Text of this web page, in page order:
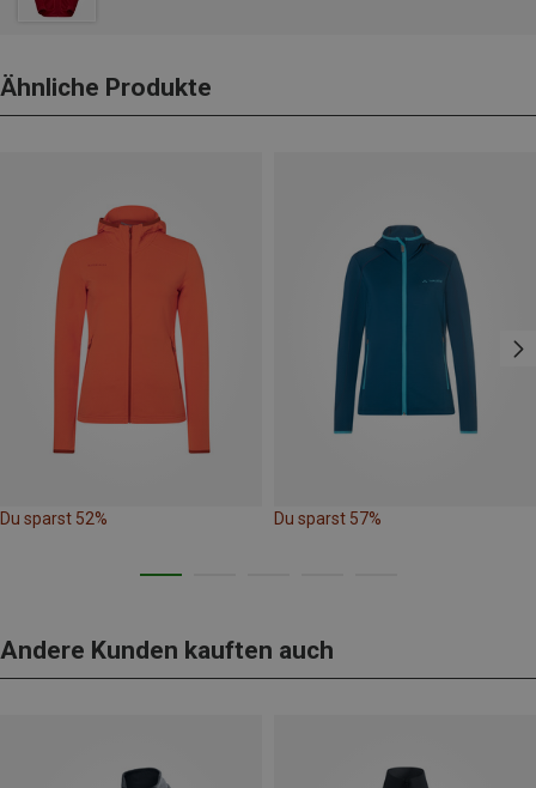
Ähnliche Produkte
Du sparst 52% Du sparst 57%
Andere Kunden kauften auch